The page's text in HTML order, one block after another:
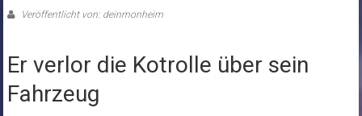
Veröffentlicht von: deinmonheim
Er verlor die Kotrolle über sein
Fahrzeug